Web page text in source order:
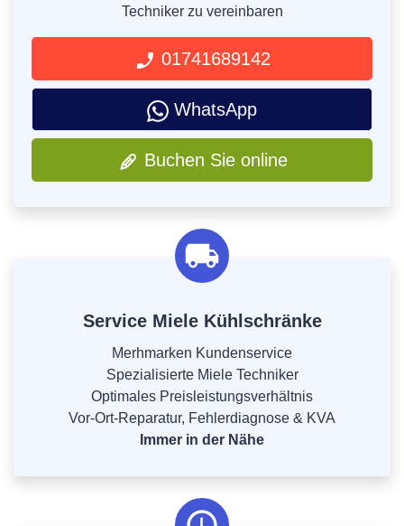
Techniker zu vereinbaren
01741689142
WhatsApp
Buchen Sie online
Service Miele Kühlschränke
Merhmarken Kundenservice
Spezialisierte Miele Techniker
Optimales Preisleistungsverhältnis
Vor-Ort-Reparatur, Fehlerdiagnose & KVA
Immer in der Nähe